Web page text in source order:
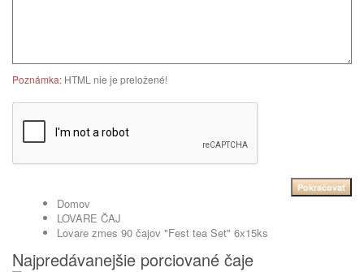
Poznámka: HTML nie je preložené!
Pokračovať
Domov
LOVARE ČAJ
Lovare zmes 90 čajov "Fest tea Set" 6x15ks
Najpredávanejšie porciované čaje